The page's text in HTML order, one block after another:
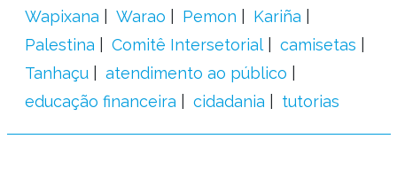
Wapixana
Warao Pemon
Kariña
Palestina
Comitê Intersetorial
camisetas
Tanhaçu
atendimento ao público
educação financeira
cidadania tutorias